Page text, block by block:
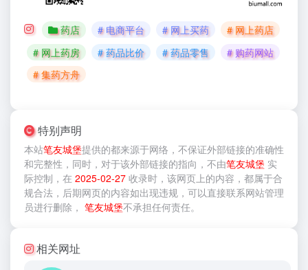
药店 # 电商平台 # 网上买药
# 网上药店
# 网上药房
# 药品比价 # 药品零售
# 购药网站
# 集药方舟
特别声明
本站笔友城堡提供的都来源于网络，不保证外部链接的准确性
和完整性，同时，对于该外部链接的指向，不由笔友城堡 实
际控制，在 2025-02-27 收录时，该网页上的内容，都属于合
规合法，后期网页的内容如出现违规，可以直接联系网站管理
员进行删除， 笔友城堡不承担任何责任。
相关网址